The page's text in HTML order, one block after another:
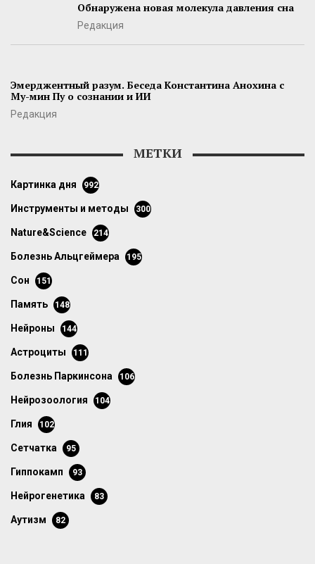
Обнаружена новая молекула давления сна
Редакция
Эмерджентный разум. Беседа Константина Анохина с
Му-мин Пу о сознании и ИИ
Редакция
МЕТКИ
картинка дня 992
инструменты и методы 300
Nature&Science 214
болезнь Альцгеймера 195
сон 151
память 148
нейроны 144
астроциты 111
болезнь Паркинсона 106
нейрозоология 104
глия 102
сетчатка 95
гиппокамп 93
нейрогенетика 83
аутизм 82